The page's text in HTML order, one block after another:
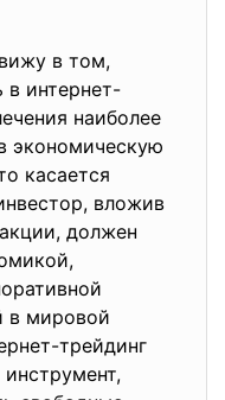
в том,
в интернет-
наиболее
экономическую
касается
вложив
должен
в мировой
трейдинг